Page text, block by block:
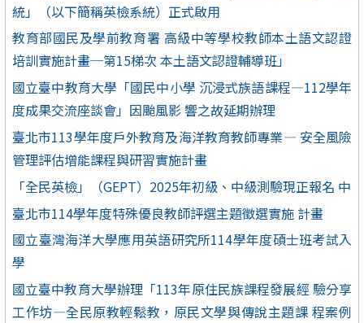
統」（以下簡稱英檢系統）正式啟用
教育部國民及學前教育署 高級中等學校教師本土語文認證
培訓實施計畫─第15梯次 本土語文認證輔導班」
國立臺中教育大學「國民中小學 沉浸式族語課程—112學年
度成果交流座談會」因颱風影 響之故延期辦理
臺北市113學年度戶外教育及海洋教育教師專業— 安全風險
管理評估增能課程與研習實施計畫
「全民英檢」（GEPT）2025年初級、中級測驗現正報名 中
臺北市114學年度特殊優良教師評選主題徵選實施 計畫
國立臺灣海洋大學應用英語研究所114學年度碩士班考試入
學
國立臺中教育大學辦理「113年原住民族課程發展經 驗分享
工作坊—全民原教輕鬆教，原民文學與傳說主題課 程案例